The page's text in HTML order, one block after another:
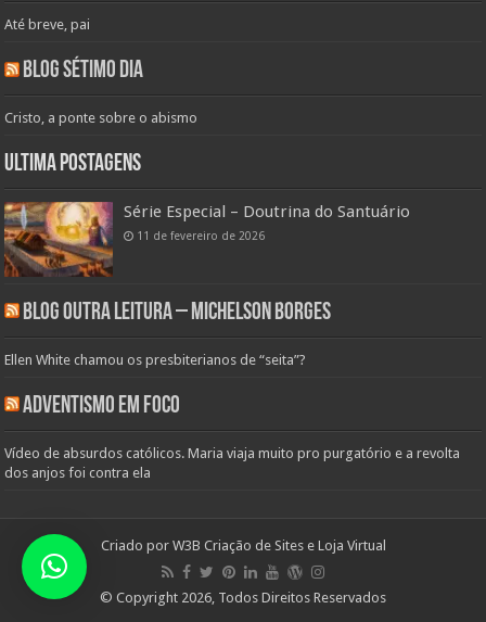
Até breve, pai
Blog Sétimo Dia
Cristo, a ponte sobre o abismo
Ultima Postagens
Série Especial – Doutrina do Santuário
11 de fevereiro de 2026
Blog Outra Leitura – Michelson Borges
Ellen White chamou os presbiterianos de “seita”?
Adventismo em Foco
Vídeo de absurdos católicos. Maria viaja muito pro purgatório e a revolta
dos anjos foi contra ela
Criado por W3B Criação de Sites e Loja Virtual
© Copyright 2026, Todos Direitos Reservados